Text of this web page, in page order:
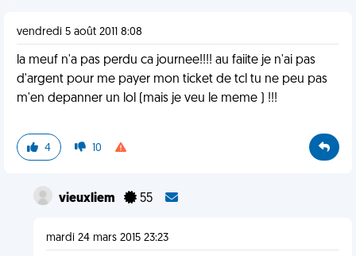
vendredi 5 août 2011 8:08
la meuf n'a pas perdu ca journee!!!! au faiite je n'ai pas
d'argent pour me payer mon ticket de tcl tu ne peu pas
m'en depanner un lol (mais je veu le meme ) !!!
4 10
vieuxliem 55
mardi 24 mars 2015 23:23